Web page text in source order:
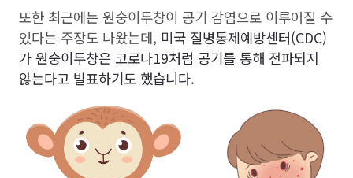
또한 최근에는 원숭이두창이 공기 감염으로 이루어질 수
있다는 주장도 나왔는데, 미국 질병통제예방센터(CDC)
가 원숭이두창은 코로나19처럼 공기를 통해 전파되지
않는다고 발표하기도 했습니다.